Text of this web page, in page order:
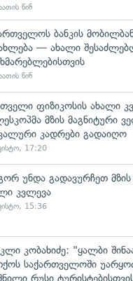
წინ
ბანკის
— ახალი
წინ
ფიზიკოსის ახალი
მზის მაგნიტური
კადრები გადაიღო
17:20
უნდა გადავურჩეთ
კვლევა
15:36
კობახიძე: "ყალბი
საქართველოში
რუსი